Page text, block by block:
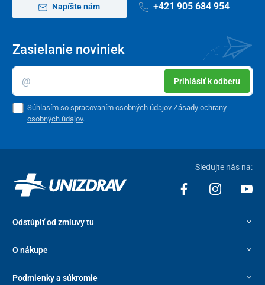
Napíšte nám +421 905 684 954
Zasielanie noviniek
Prihlásiť k odberu
Súhlasím so spracovaním osobných údajovZásady ochrany
osobných údajov.
Sledujte nás na:
Odstúpiť od zmluvy tu
O nákupe
Podmienky a súkromie